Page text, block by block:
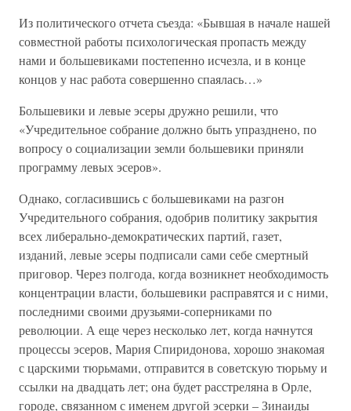
Из политического отчета съезда: «Бывшая в начале нашей
совместной работы психологическая пропасть между
нами и большевиками постепенно исчезла, и в конце
концов у нас работа совершенно спаялась…»
Большевики и левые эсеры дружно решили, что
«Учредительное собрание должно быть упразднено, по
вопросу о социализации земли большевики приняли
программу левых эсеров».
Однако, согласившись с большевиками на разгон
Учредительного собрания, одобрив политику закрытия
всех либерально-демократических партий, газет,
изданий, левые эсеры подписали сами себе смертный
приговор. Через полгода, когда возникнет необходимость
концентрации власти, большевики расправятся и с ними,
последними своими друзьями-соперниками по
революции. А еще через несколько лет, когда начнутся
процессы эсеров, Мария Спиридонова, хорошо знакомая
с царскими тюрьмами, отправится в советскую тюрьму и
ссылки на двадцать лет; она будет расстреляна в Орле,
городе, связанном с именем другой эсерки – Зинаиды